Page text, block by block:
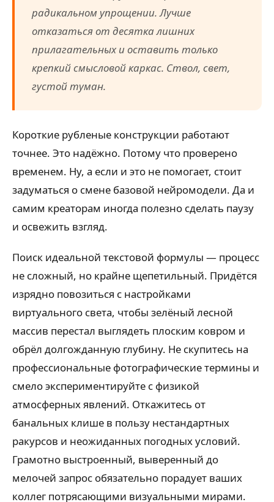
радикальном упрощении. Лучше
отказаться от десятка лишних
прилагательных и оставить только
крепкий смысловой каркас. Ствол, свет,
густой туман.
Короткие рубленые конструкции работают
точнее. Это надёжно. Потому что проверено
временем. Ну, а если и это не помогает, стоит
задуматься о смене базовой нейромодели. Да и
самим креаторам иногда полезно сделать паузу
и освежить взгляд.
Поиск идеальной текстовой формулы — процесс
не сложный, но крайне щепетильный. Придётся
изрядно повозиться с настройками
виртуального света, чтобы зелёный лесной
массив перестал выглядеть плоским ковром и
обрёл долгожданную глубину. Не скупитесь на
профессиональные фотографические термины и
смело экспериментируйте с физикой
атмосферных явлений. Откажитесь от
банальных клише в пользу нестандартных
ракурсов и неожиданных погодных условий.
Грамотно выстроенный, выверенный до
мелочей запрос обязательно порадует ваших
коллег потрясающими визуальными мирами.